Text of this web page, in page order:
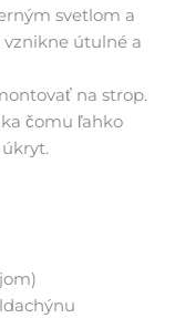
svetlom a
útulné a
na strop.
čomu ľahko